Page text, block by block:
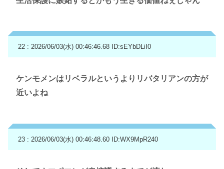
22 : 2026/06/03(水) 00:46:46.68 ID:sEYbDLiI0
ケンモメンはリベラルというよりリバタリアンの方が
近いよね
23 : 2026/06/03(水) 00:46:48.60 ID:WX9MpR240